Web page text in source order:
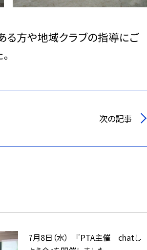
る方や地域クラブの指導にご
次の記事
7月8日（水） 『PTA主催 chatし